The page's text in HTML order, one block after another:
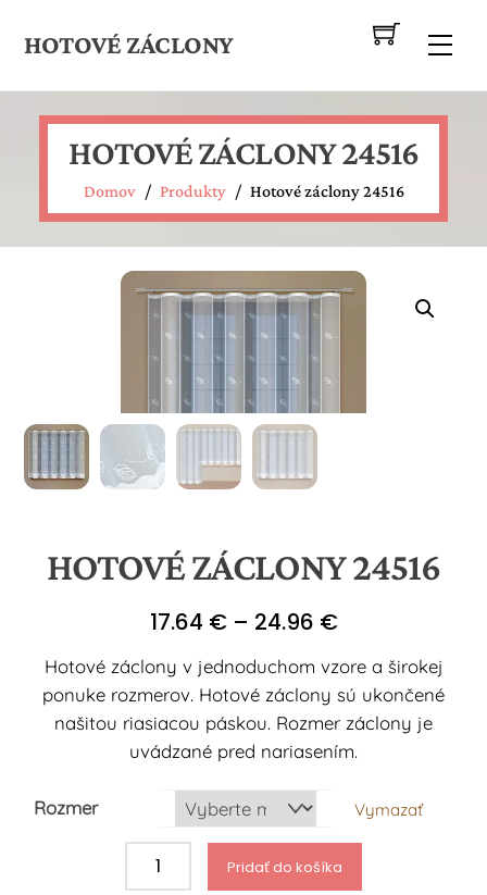
HOTOVÉ ZÁCLONY
HOTOVÉ ZÁCLONY 24516
Domov / Produkty / Hotové záclony 24516
HOTOVÉ ZÁCLONY 24516
17.64 € – 24.96 €Price
17.64 €
through
24.96 €
Hotové záclony v jednoduchom vzore a širokej
ponuke rozmerov. Hotové záclony sú ukončené
našitou riasiacou páskou. Rozmer záclony je
uvádzané pred nariasením.
Rozmer Vymazať
Pridať do košíka